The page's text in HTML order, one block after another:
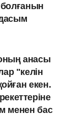
анасы
"келін
екен.
менен бас